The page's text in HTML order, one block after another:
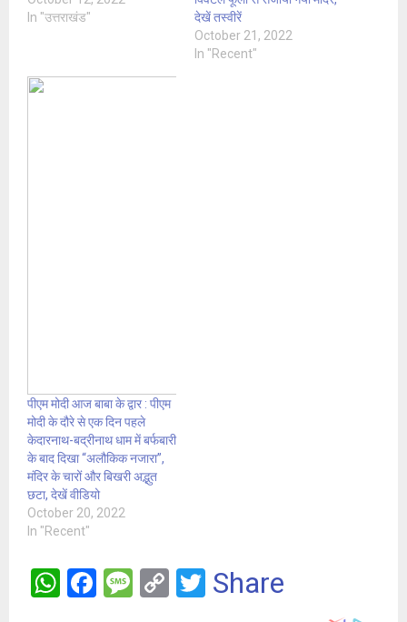
In "उत्तराखंड"
देखें तस्वीरें
October 21, 2022
In "Recent"
पीएम मोदी आज बाबा के द्वार : पीएम
मोदी के दौरे से एक दिन पहले
केदारनाथ-बद्रीनाथ धाम में बर्फबारी
के बाद दिखा “अलौकिक नजारा”,
मंदिर के चारों और बिखरी अद्भुत
छटा, देखें वीडियो
October 20, 2022
In "Recent"
W F
M C
T
Share